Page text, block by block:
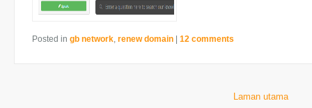
Posted in gb network renew domain | 12 comments
Laman utama